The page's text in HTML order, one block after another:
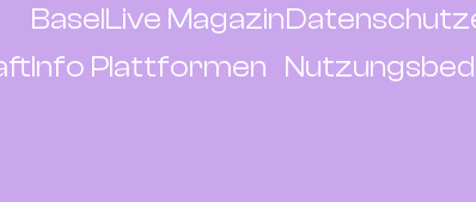
BaselLive Magazin
Info Plattformen